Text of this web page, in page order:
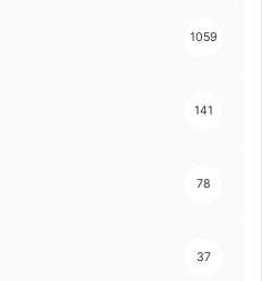
1059
141
78
37